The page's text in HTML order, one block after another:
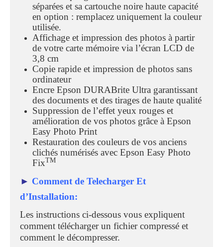
séparées et sa cartouche noire haute capacité
en option : remplacez uniquement la couleur
utilisée.
Affichage et impression des photos à partir
de votre carte mémoire via l’écran LCD de
3,8 cm
Copie rapide et impression de photos sans
ordinateur
Encre Epson DURABrite Ultra garantissant
des documents et des tirages de haute qualité
Suppression de l’effet yeux rouges et
amélioration de vos photos grâce à Epson
Easy Photo Print
Restauration des couleurs de vos anciens
clichés numérisés avec Epson Easy Photo
FixTM
► Comment de Telecharger Et
d’Installation:
Les instructions ci-dessous vous expliquent
comment télécharger un fichier compressé et
comment le décompresser.